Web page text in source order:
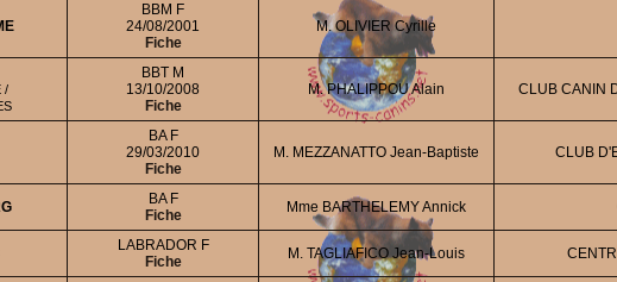
BBM F
24/08/2001
Fiche
M. OLIVIER Cyrille
/
BBT M
13/10/2008
Fiche
M. PHALIPPOU Alain CLUB CANIN
BA F
29/03/2010
Fiche
M. MEZZANATTO Jean-Baptiste CLUB
BA F
Fiche
Mme BARTHELEMY Annick
LABRADOR F
Fiche
M. TAGLIAFICO Jean-Louis